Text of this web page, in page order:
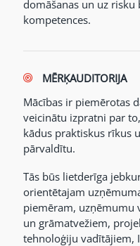
domāšanas un uz risku
kompetences.
MĒRĶAUDITORIJA
Mācības ir piemērotas
veicinātu izpratni par
kādus praktiskus rīkus
pārvaldītu.
Tās būs lietderīga
orientētajam
piemēram, uzņēmumu
un grāmatvežiem,
tehnoloģiju vadītājiem,